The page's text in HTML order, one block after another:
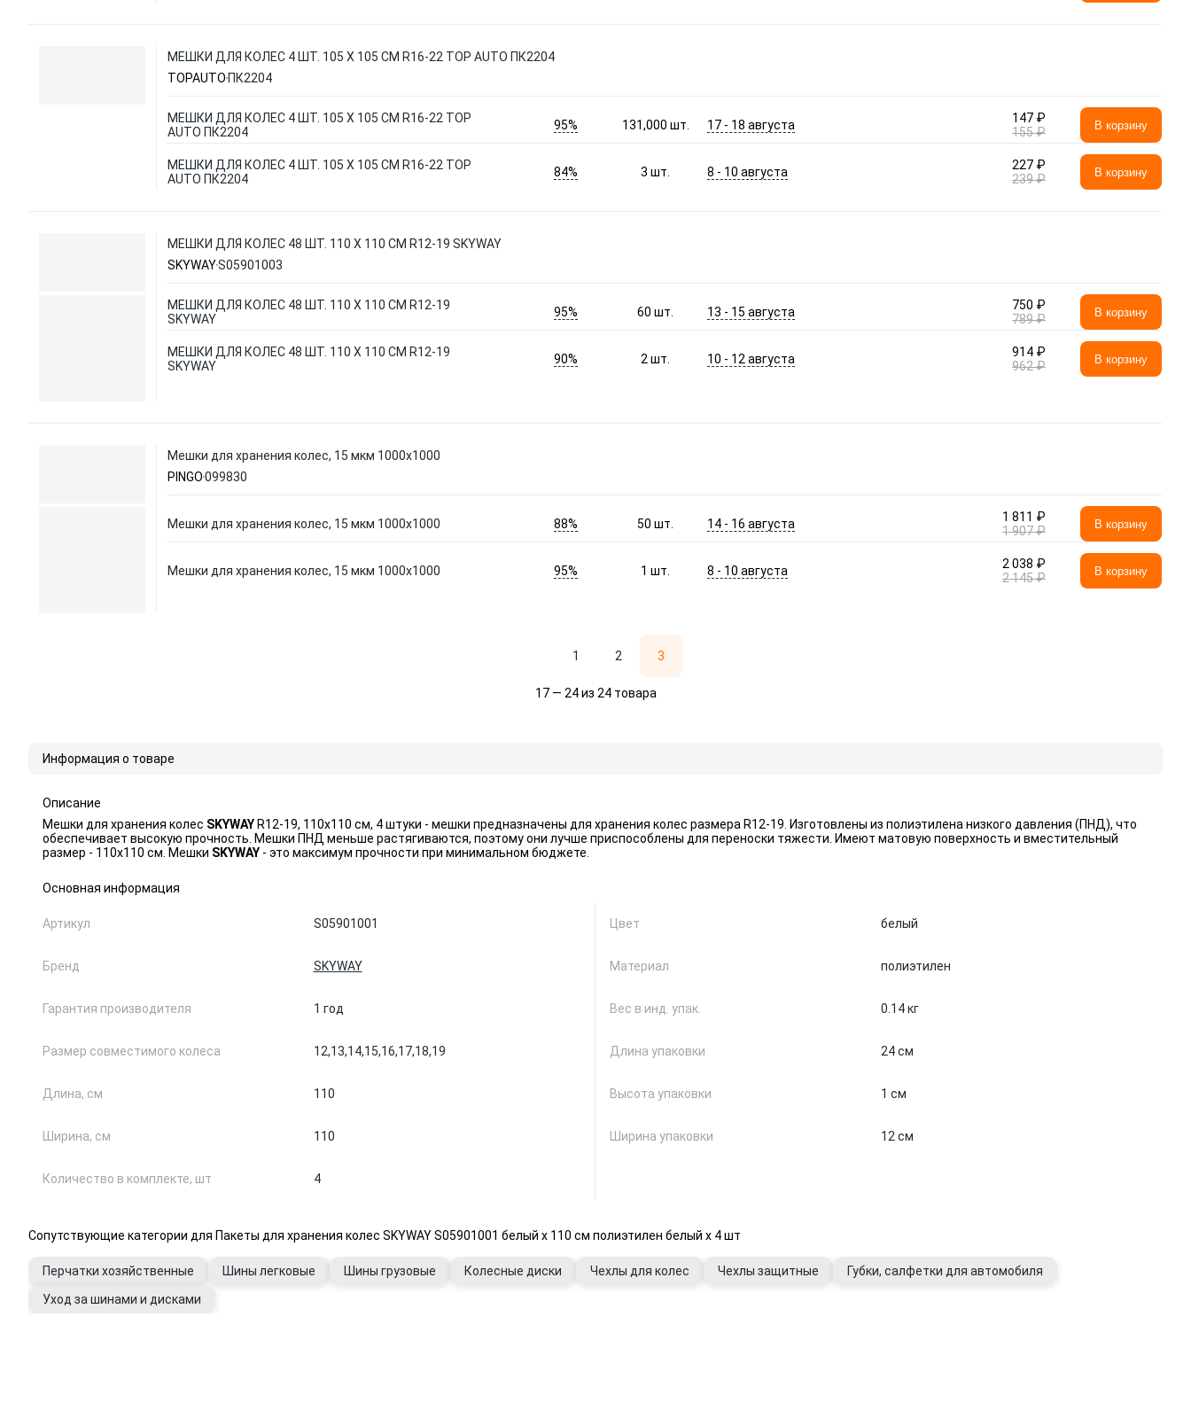
МЕШКИ ДЛЯ КОЛЕС 4 ШТ. 105 Х 105 СМ R16-22 TOP AUTO ПК2204
TOPAUTO ПК2204
МЕШКИ ДЛЯ КОЛЕС 4 ШТ. 105 Х 105 СМ R16-22 TOP
AUTO ПК2204
95% 131,000 шт. 17 - 18 августа
147 ₽
155 ₽
В корзину
МЕШКИ ДЛЯ КОЛЕС 4 ШТ. 105 Х 105 СМ R16-22 TOP
AUTO ПК2204
84% 3шт. 8 - 10 августа
227 ₽
239 ₽
В корзину
МЕШКИ ДЛЯ КОЛЕС 48 ШТ. 110 Х 110 СМ R12-19 SKYWAY
SKYWAYS05901003
МЕШКИ ДЛЯ КОЛЕС 48 ШТ. 110 Х 110 СМ R12-19
SKYWAY
95% 60шт. 13 - 15 августа
750 ₽
789 ₽
В корзину
МЕШКИ ДЛЯ КОЛЕС 48 ШТ. 110 Х 110 СМ R12-19
SKYWAY
90% 2шт. 10 - 12 августа
914 ₽
962 ₽
В корзину
Мешки для хранения колес, 15 мкм 1000х1000
PINGO099830
Мешки для хранения колес, 15 мкм 1000х1000 88% 50шт. 14 - 16 августа
1 811 ₽
1 907 ₽
В корзину
Мешки для хранения колес, 15 мкм 1000х1000 95% 1шт. 8 - 10 августа
2 038 ₽
2 145 ₽
В корзину
1 2 3
17 — 24 из 24 товара
Информация о товаре
Описание
Мешки для хранения колес SKYWAY R12-19, 110х110 см, 4 штуки - мешки предназначены для хранения колес размера R12-19. Изготовлены из полиэтилена низкого давления (ПНД), что
обеспечивает высокую прочность. Мешки ПНД меньше растягиваются, поэтому они лучше приспособлены для переноски тяжести. Имеют матовую поверхность и вместительный
размер - 110х110 см. Мешки SKYWAY - это максимум прочности при минимальном бюджете.
Основная информация
Артикул S05901001
Бренд SKYWAY
Гарантия производителя 1 год
Размер совместимого колеса 12,13,14,15,16,17,18,19
Длина, см 110
Ширина, см 110
Количество в комплекте, шт 4
Цвет белый
Материал полиэтилен
Вес в инд. упак. 0.14 кг
Длина упаковки 24 см
Высота упаковки 1 см
Ширина упаковки 12 см
Сопутствующие категории для Пакеты для хранения колес SKYWAY S05901001 белый х 110 см полиэтилен белый х 4 шт
Перчатки хозяйственные Шины легковые Шины грузовые Колесные диски Чехлы для колес Чехлы защитные
Губки, салфетки для автомобиля
Уход за шинами и дисками